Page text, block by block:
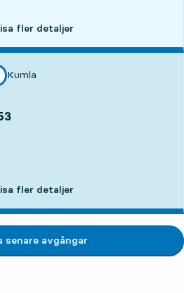
fler detaljer
Kumla
fler detaljer
senare avgångar